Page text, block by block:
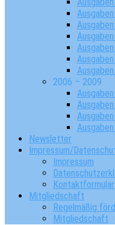
2006 – 2009
Newsletter
Impressum/
Impressum
Kontaktformular
Mitgliedschaft
Regelmäßig
Mitgliedschaft